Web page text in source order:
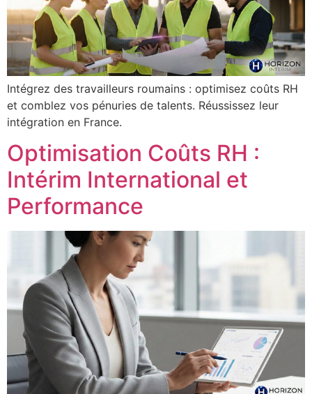
Intégrez des travailleurs roumains : optimisez coûts RH
et comblez vos pénuries de talents. Réussissez leur
intégration en France.
Optimisation Coûts RH :
Intérim International et
Performance